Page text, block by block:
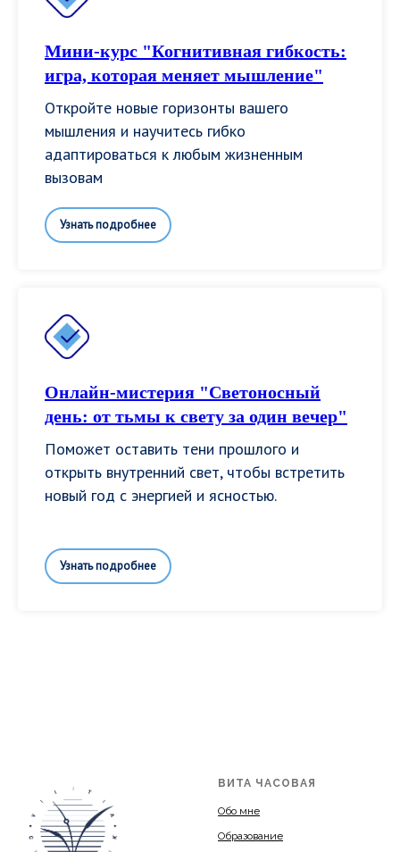
Мини-курс "Когнитивная гибкость:
игра, которая меняет мышление"
Откройте новые горизонты вашего
мышления и научитесь гибко
адаптироваться к любым жизненным
вызовам
Узнать подробнее
Онлайн-мистерия "Светоносный
день: от тьмы к свету за один вечер"
Поможет оставить тени прошлого и
открыть внутренний свет, чтобы встретить
новый год с энергией и ясностью.
Узнать подробнее
ВИТА ЧАСОВАЯ
Обо мне
Образование